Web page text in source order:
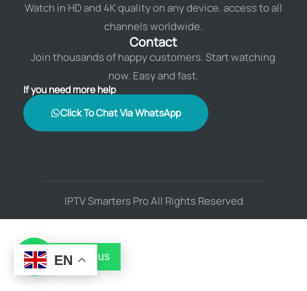
Watch in HD and 4K quality on any device. access to all
channels worldwide.
Contact
Join thousands of happy customers. Start watching
now. Easy and fast.
If you need more help
Click To Chat Via WhatsApp
IPTV Smarters Pro All Rights Reserved
EN
Contact us